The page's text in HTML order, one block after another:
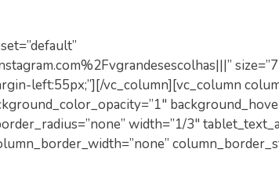
left:55px;”][/vc_column][vc_column
width=”1/3″